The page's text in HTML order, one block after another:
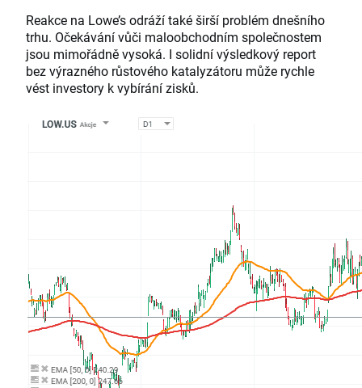
Reakce na Lowe’s odráží také širší problém dnešního
trhu. Očekávání vůči maloobchodním společnostem
jsou mimořádně vysoká. I solidní výsledkový report
bez výrazného růstového katalyzátoru může rychle
vést investory k vybírání zisků.